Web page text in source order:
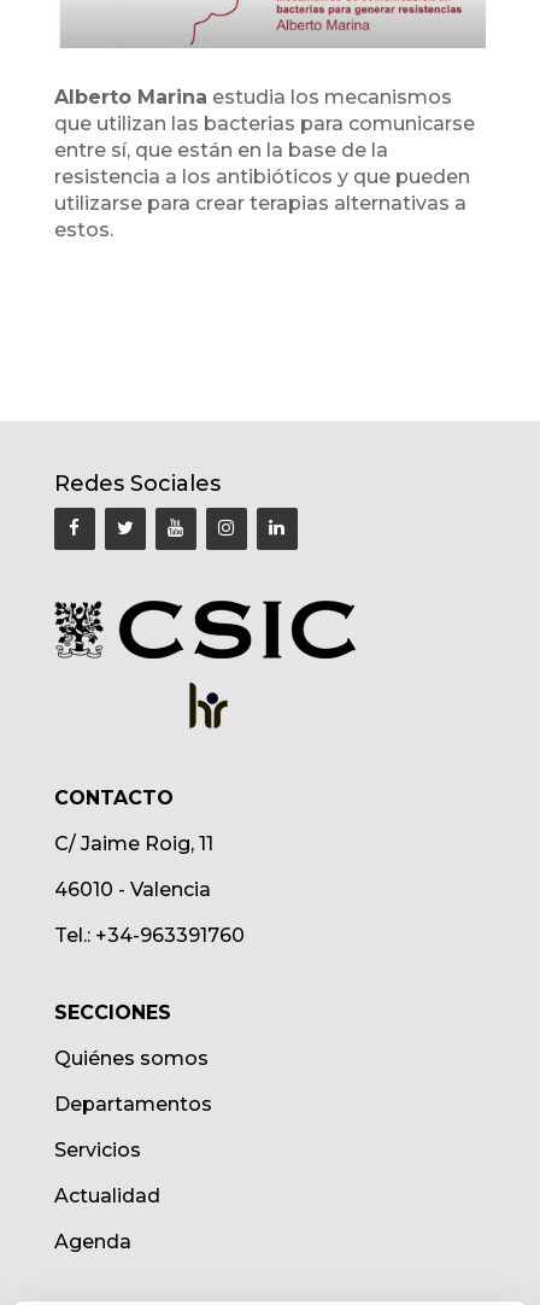
Alberto Marina estudia los mecanismos
que utilizan las bacterias para comunicarse
entre sí, que están en la base de la
resistencia a los antibióticos y que pueden
utilizarse para crear terapias alternativas a
estos.
Redes Sociales
CONTACTO
C/ Jaime Roig, 11
46010 - Valencia
Tel.: +34-963391760
SECCIONES
Quiénes somos
Departamentos
Servicios
Actualidad
Agenda